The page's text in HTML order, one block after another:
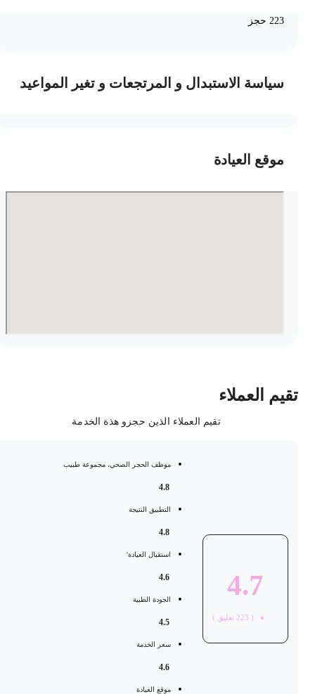
سياسة الاستبدال و المرتجعات و تغير المواعيد
موقع العيادة
العملاء
تقيم العملاء الذين حجزو هذة الخدمة
4.7
223 تعليق )
موظف الحجر الصحي، مجموعة طبيب
التطبيق النتيجة
استقبال العيادة'
الجودة الطبية
سعر الخدمة
موقع العيادة